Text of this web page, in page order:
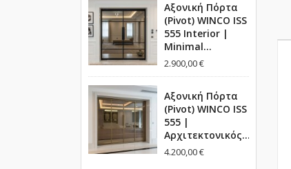
Αξονική Πόρτα
(Pivot) WINCO ISS
555 Interior |
Minimal...
2.900,00 €
Αξονική Πόρτα
(Pivot) WINCO ISS
555 |
Αρχιτεκτονικός...
4.200,00 €